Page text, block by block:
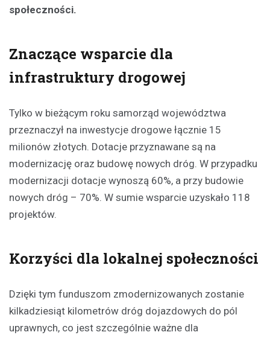
społeczności.
Znaczące wsparcie dla
infrastruktury drogowej
Tylko w bieżącym roku samorząd województwa
przeznaczył na inwestycje drogowe łącznie 15
milionów złotych. Dotacje przyznawane są na
modernizację oraz budowę nowych dróg. W przypadku
modernizacji dotacje wynoszą 60%, a przy budowie
nowych dróg – 70%. W sumie wsparcie uzyskało 118
projektów.
Korzyści dla lokalnej społeczności
Dzięki tym funduszom zmodernizowanych zostanie
kilkadziesiąt kilometrów dróg dojazdowych do pól
uprawnych, co jest szczególnie ważne dla